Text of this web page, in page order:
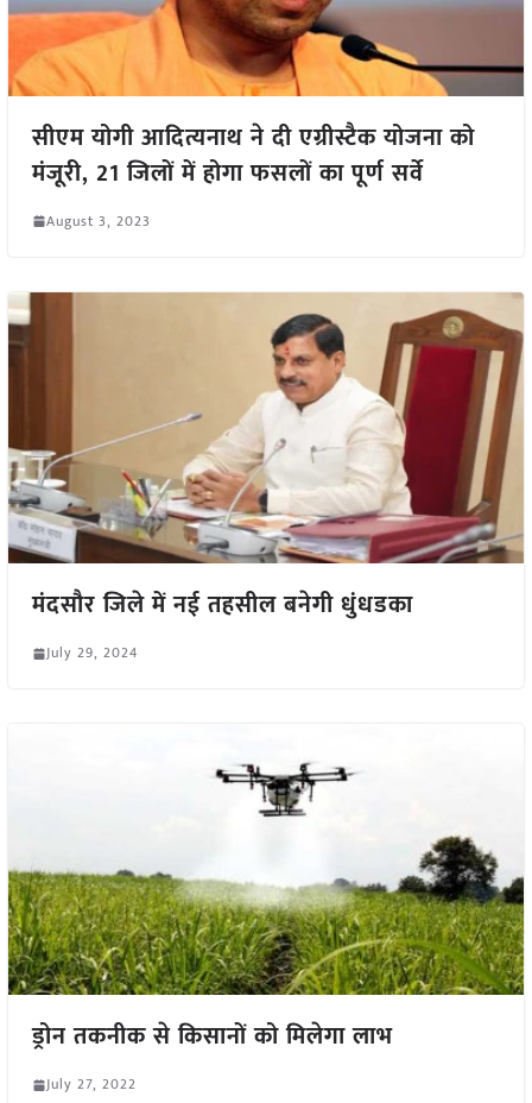
सीएम योगी आदित्यनाथ ने दी एग्रीस्टैक योजना को
मंजूरी, 21 जिलों में होगा फसलों का पूर्ण सर्वे
August 3, 2023
मंदसौर जिले में नई तहसील बनेगी धुंधडका
July 29, 2024
ड्रोन तकनीक से किसानों को मिलेगा लाभ
July 27, 2022